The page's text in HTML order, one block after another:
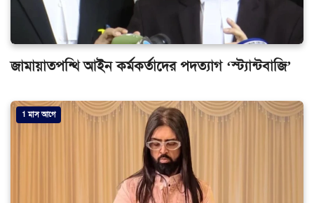
জামায়াতপন্থি আইন কর্মকর্তাদের পদত্যাগ ‘স্ট্যান্টবাজি’
1 মাস আগে